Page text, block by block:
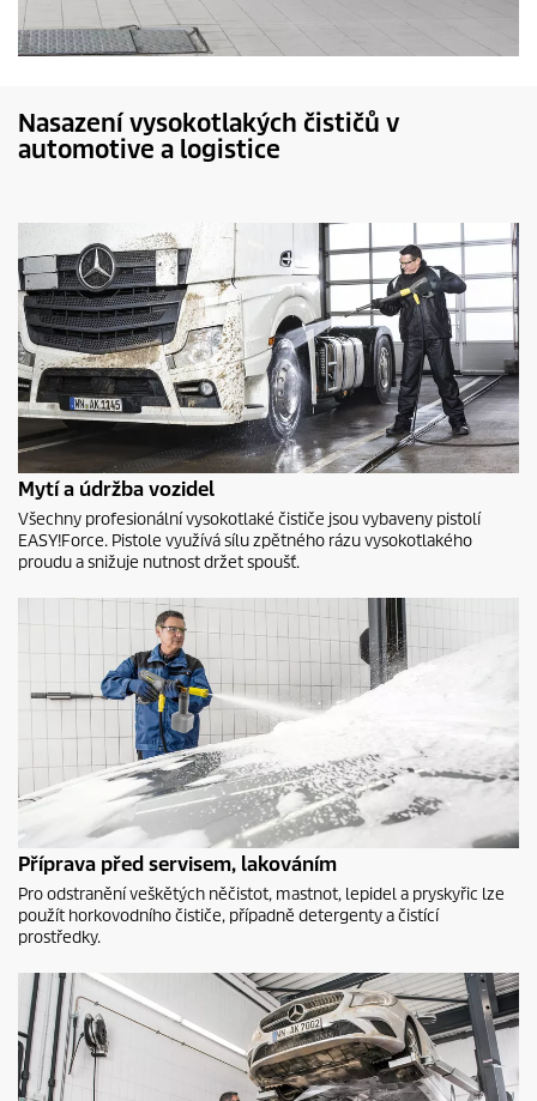
Nasazení vysokotlakých čističů v
automotive a logistice
Mytí a údržba vozidel
Všechny profesionální vysokotlaké čističe jsou vybaveny pistolí
EASY!Force. Pistole využívá sílu zpětného rázu vysokotlakého
proudu a snižuje nutnost držet spoušť.
Příprava před servisem, lakováním
Pro odstranění veškětých něčistot, mastnot, lepidel a pryskyřic lze
použít horkovodního čističe, případně detergenty a čistící
prostředky.